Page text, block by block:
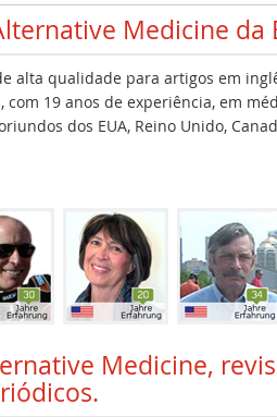
Medicine da
alta qualidade para artigos em
19 anos de experiência, em
dos EUA, Reino Unido,
Medicine,